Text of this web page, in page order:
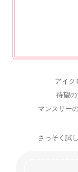
アイク
待望
マンスリー
さっそく試